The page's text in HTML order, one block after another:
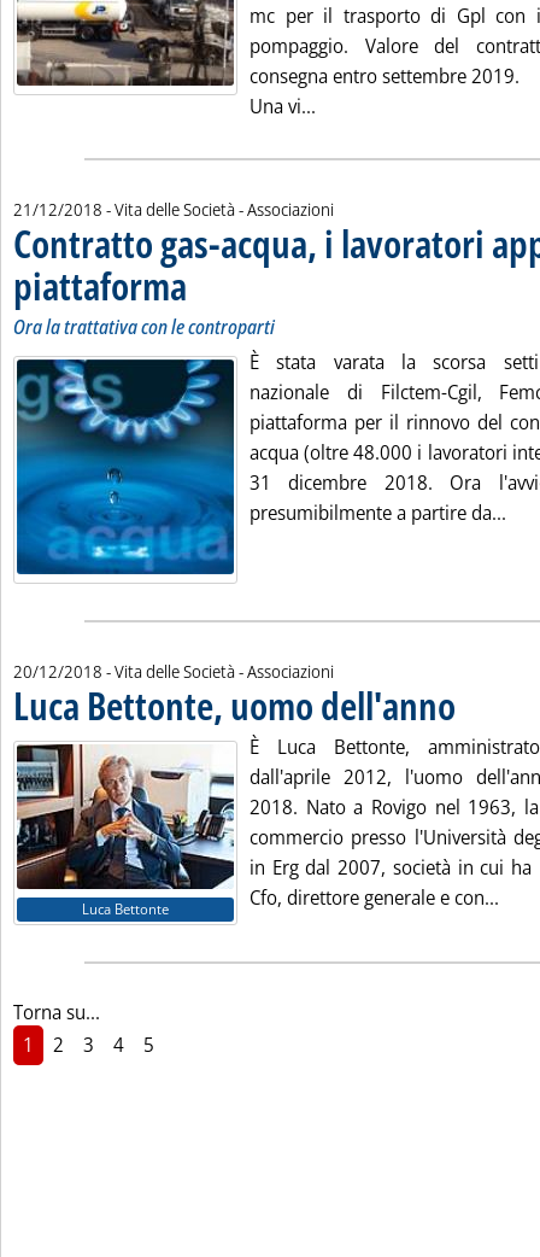
mc per il trasporto di Gpl con
pompaggio. Valore del
consegna entro settembre 2019.
Una vi...
21/12/2018 - Vita delle Società - Associazioni
Contratto gas-acqua, i lavoratori
piattaforma . Sottotitolo: Ora la trattativa con le controparti
. Pubblicata venerdì 21 dicembre 2018 alle 10.19.
Ora la trattativa con le controparti
È stata varata la scorsa
nazionale di Filctem-Cgil,
piattaforma per il rinnovo del
acqua (oltre 48.000 i lavoratori
31 dicembre 2018. Ora
presumibilmente a partire da...
20/12/2018 - Vita delle Società - Associazioni
Luca Bettonte, uomo dell'anno
Luca Bettonte
È Luca Bettonte,
dall'aprile 2012, l'uomo
2018. Nato a Rovigo nel 1963,
commercio presso l'Università
in Erg dal 2007, società in cui
Cfo, direttore generale e con...
Torna su...
1
2 3 4 5